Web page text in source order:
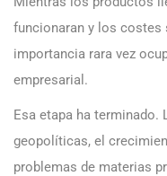
funcionaran y los costes
importancia rara vez
empresarial.
Esa etapa ha terminado.
geopolíticas, el
problemas de materias